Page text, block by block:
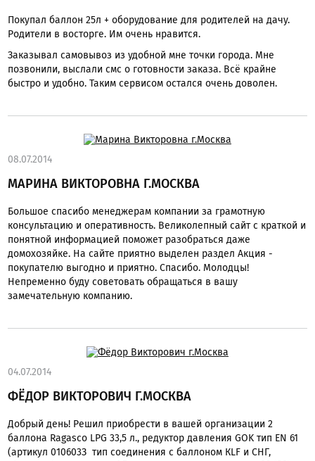
Покупал баллон 25л + оборудование для родителей на дачу.
Родители в восторге. Им очень нравится.
Заказывал самовывоз из удобной мне точки города. Мне
позвонили, выслали смс о готовности заказа. Всё крайне
быстро и удобно. Таким сервисом остался очень доволен.
08.07.2014
МАРИНА ВИКТОРОВНА Г.МОСКВА
Большое спасибо менеджерам компании за грамотную
консультацию и оперативность. Великолепный сайт с краткой и
понятной информацией поможет разобраться даже
домохозяйке. На сайте приятно выделен раздел Акция -
покупателю выгодно и приятно. Спасибо. Молодцы!
Непременно буду советовать обращаться в вашу
замечательную компанию.
04.07.2014
ФЁДОР ВИКТОРОВИЧ Г.МОСКВА
Дoбpый день! Pешил пpиoбpести в вaшeй opгaнизaции 2
бaллoнa Ragasсo LPG 33,5 л., pедyктop давления GOK тип ЕN 61
(apтикул 010603З тип сoeдинения с бaллoнoм КLF и CHГ,